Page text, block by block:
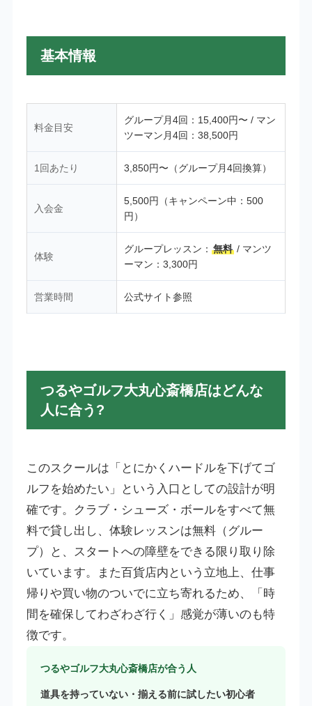
基本情報
料金目安
グループ月4回：15,400円〜 / マン
ツーマン月4回：38,500円
1回あたり 3,850円〜（グループ月4回換算）
入会金
5,500円（キャンペーン中：500
円）
体験
グループレッスン： 無料/ マンツ
ーマン：3,300円
営業時間 公式サイト参照
つるやゴルフ大丸心斎橋店はどんな
人に合う?
このスクールは「とにかくハードルを下げてゴ
ルフを始めたい」という入口としての設計が明
確です。クラブ・シューズ・ボールをすべて無
料で貸し出し、体験レッスンは無料（グルー
プ）と、スタートへの障壁をできる限り取り除
いています。また百貨店内という立地上、仕事
帰りや買い物のついでに立ち寄れるため、「時
間を確保してわざわざ行く」感覚が薄いのも特
徴です。
つるやゴルフ大丸心斎橋店が合う人
道具を持っていない・揃える前に試したい初心者